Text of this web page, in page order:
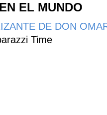
EL MUNDO
DE DON
Time